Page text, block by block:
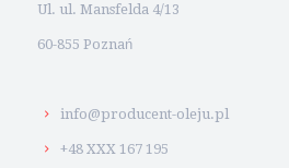
Ul. ul. Mansfelda 4/13
60-855 Poznań
info@producent-oleju.pl
+48 XXX 167 195